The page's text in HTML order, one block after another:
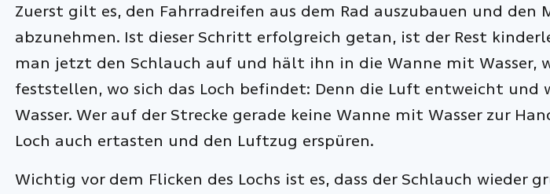
Zuerst gilt es, den Fahrradreifen aus dem Rad auszubauen und den
abzunehmen. Ist dieser Schritt erfolgreich getan, ist der Rest
man jetzt den Schlauch auf und hält ihn in die Wanne mit Wasser,
feststellen, wo sich das Loch befindet: Denn die Luft entweicht und
Wasser. Wer auf der Strecke gerade keine Wanne mit Wasser zur
Loch auch ertasten und den Luftzug erspüren.
Wichtig vor dem Flicken des Lochs ist es, dass der Schlauch wieder